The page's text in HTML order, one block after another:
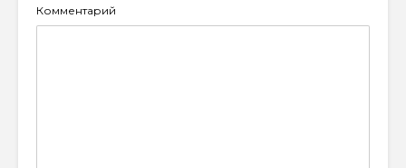
Комментарий